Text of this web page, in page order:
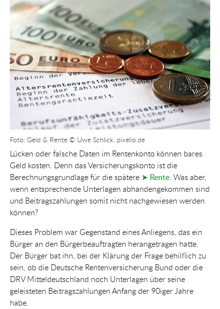
Foto: Geld & Rente © Uwe Schlick, pixelio.de
Lücken oder falsche Daten im Rentenkonto können bares
Geld kosten. Denn das Versicherungskonto ist die
Berechnungsgrundlage für die spätere ➤ Rente. Was aber,
wenn entsprechende Unterlagen abhandengekommen sind
und Beitragszahlungen somit nicht nachgewiesen werden
können?
Dieses Problem war Gegenstand eines Anliegens, das ein
Bürger an den Bürgerbeauftragten herangetragen hatte.
Der Bürger bat ihn, bei der Klärung der Frage behilflich zu
sein, ob die Deutsche Rentenversicherung Bund oder die
DRV Mitteldeutschland noch Unterlagen über seine
geleisteten Beitragszahlungen Anfang der 90iger Jahre
habe.